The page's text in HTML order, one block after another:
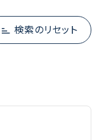
検索のリセット